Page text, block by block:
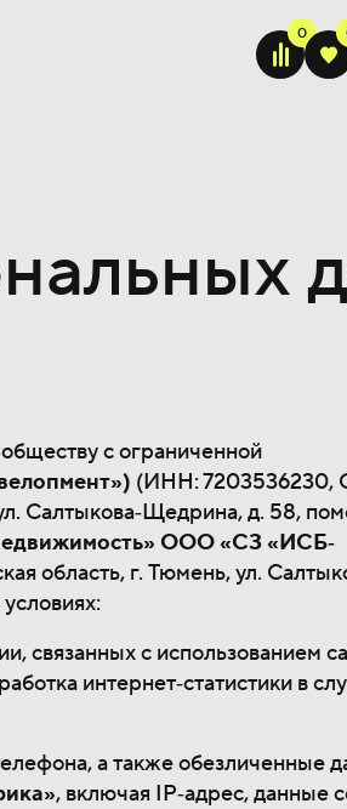
с ограниченной
(ИНН: 7203536230,
Салтыкова‐Щедрина, д. 58,
ООО «СЗ «ИСБ‐
область, г. Тюмень, ул.
связанных с использованием
интернет‐статистики в
а также обезличенные
, включая IP‐адрес, данные